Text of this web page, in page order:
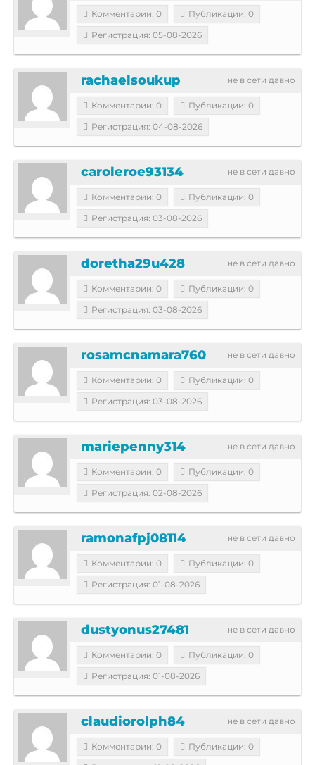
Комментарии: 0
Публикации: 0
Регистрация: 05-08-2026
не в сети давно
rachaelsoukup
Комментарии: 0
Публикации: 0
Регистрация: 04-08-2026
не в сети давно
caroleroe93134
Комментарии: 0
Публикации: 0
Регистрация: 03-08-2026
не в сети давно
doretha29u428
Комментарии: 0
Публикации: 0
Регистрация: 03-08-2026
не в сети давно
rosamcnamara760
Комментарии: 0
Публикации: 0
Регистрация: 03-08-2026
не в сети давно
mariepenny314
Комментарии: 0
Публикации: 0
Регистрация: 02-08-2026
не в сети давно
ramonafpj08114
Комментарии: 0
Публикации: 0
Регистрация: 01-08-2026
не в сети давно
dustyonus27481
Комментарии: 0
Публикации: 0
Регистрация: 01-08-2026
не в сети давно
claudiorolph84
Комментарии: 0
Публикации: 0